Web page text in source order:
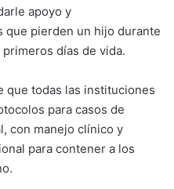
apoyo y
que pierden un hijo durante
días de vida.
que todas las instituciones
para casos de
con manejo clínico y
para contener a los